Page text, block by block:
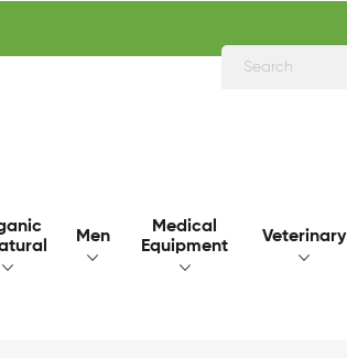
Men
Medical
Equipment
Veterinary